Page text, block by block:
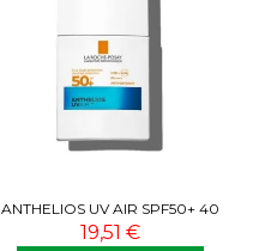
ANTHELIOS UV AIR SPF50+ 40
ML
19,51 €